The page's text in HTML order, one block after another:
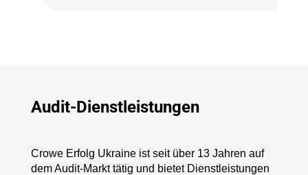
Audit-Dienstleistungen
Crowe Erfolg Ukraine ist seit über 13 Jahren auf
dem Audit-Markt tätig und bietet Dienstleistungen